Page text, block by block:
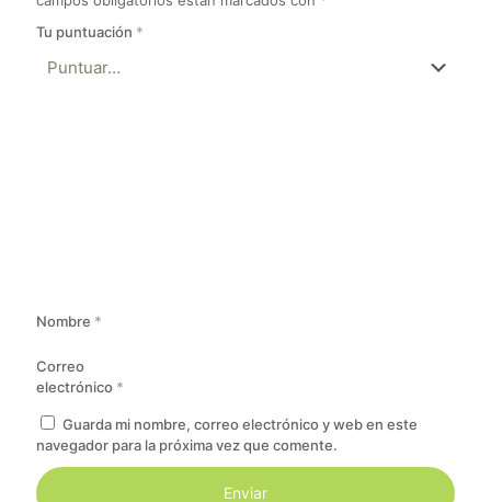
Tu puntuación *
Nombre *
Correo
electrónico *
Guarda mi nombre, correo electrónico y web en este
navegador para la próxima vez que comente.